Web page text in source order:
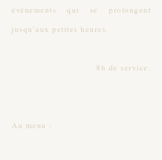
événements qui se prolongent
jusqu’aux petites heures.
8h de service.
Au menu :